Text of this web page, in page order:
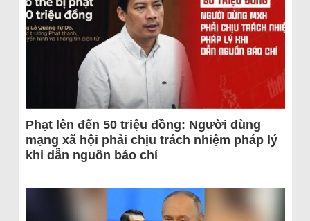
Phạt lên đến 50 triệu đồng: Người dùng
mạng xã hội phải chịu trách nhiệm pháp lý
khi dẫn nguồn báo chí